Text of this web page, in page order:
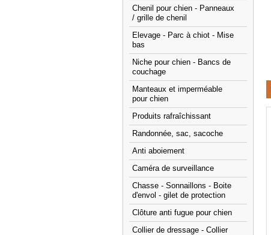
Chenil pour chien - Panneaux
/ grille de chenil
Elevage - Parc à chiot - Mise
bas
Niche pour chien - Bancs de
couchage
Manteaux et imperméable
pour chien
Produits rafraîchissant
Randonnée, sac, sacoche
Anti aboiement
Caméra de surveillance
Chasse - Sonnaillons - Boite
d'envol - gilet de protection
Clôture anti fugue pour chien
Collier de dressage - Collier